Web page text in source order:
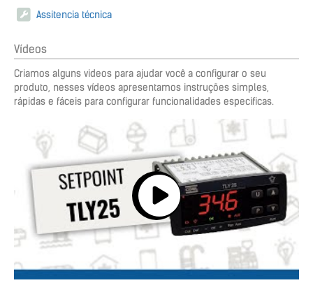
Assitencia técnica
Vídeos
Criamos alguns videos para ajudar você a configurar o seu
produto, nesses vídeos apresentamos instruções simples,
rápidas e fáceis para configurar funcionalidades especificas.